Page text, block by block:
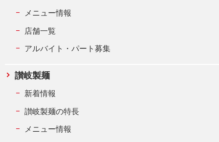
メニュー情報
店舗一覧
アルバイト・パート募集
讃岐製麺
新着情報
讃岐製麺の特長
メニュー情報